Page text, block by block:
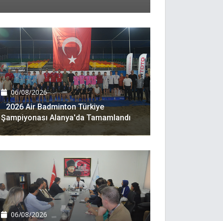
06/08/2026
2026 Air Badminton Türkiye
Şampiyonası Alanya'da Tamamlandı
06/08/2026